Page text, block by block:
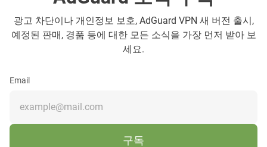
광고 차단이나 개인정보 보호, AdGuard VPN 새 버전 출시,
예정된 판매, 경품 등에 대한 모든 소식을 가장 먼저 받아 보
세요.
Email
구독